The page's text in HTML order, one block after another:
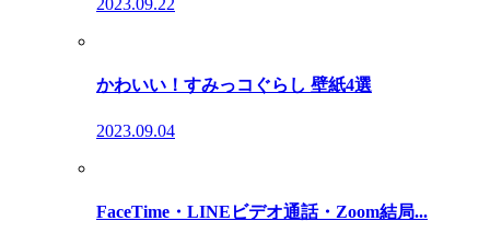
2023.09.22
かわいい！すみっコぐらし 壁紙4選
2023.09.04
FaceTime・LINEビデオ通話・Zoom結局...